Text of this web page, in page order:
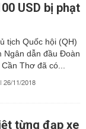
USD bị phạt
tịch Quốc hội (QH)
Ngân dẫn đầu Đoàn
Thơ đã có...
26/11/2018
từng đạp xe